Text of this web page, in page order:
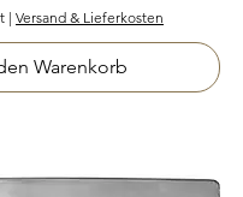
| Versand & Lieferkosten
Warenkorb